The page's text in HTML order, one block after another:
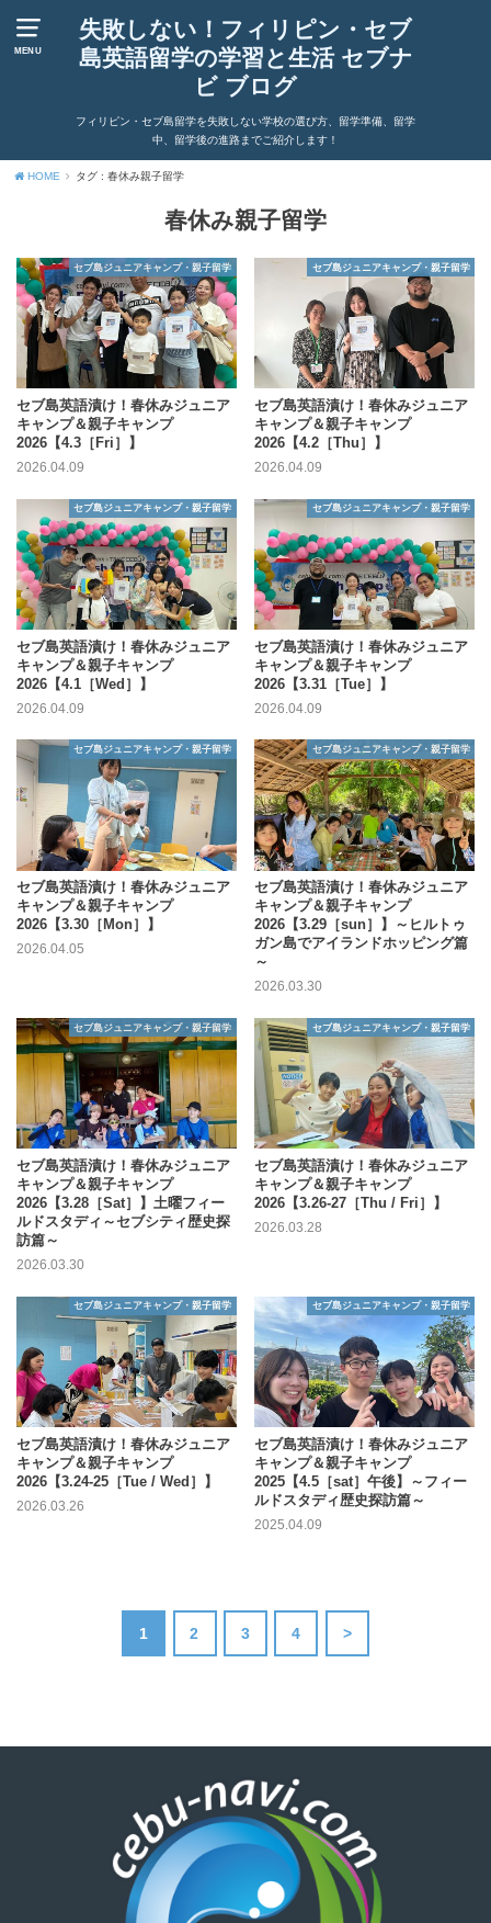
MENU
失敗しない！フィリピン・セブ
島英語留学の学習と生活 セブナ
ビ ブログ
フィリピン・セブ島留学を失敗しない学校の選び方、留学準備、留学
中、留学後の進路までご紹介します！
HOME タグ : 春休み親子留学
春休み親子留学
セブ島ジュニアキャンプ・親子留学
セブ島英語漬け！春休みジュニア
キャンプ＆親子キャンプ
2026【4.3［Fri］】
2026.04.09
セブ島ジュニアキャンプ・親子留学
セブ島英語漬け！春休みジュニア
キャンプ＆親子キャンプ
2026【4.2［Thu］】
2026.04.09
セブ島ジュニアキャンプ・親子留学
セブ島英語漬け！春休みジュニア
キャンプ＆親子キャンプ
2026【4.1［Wed］】
2026.04.09
セブ島ジュニアキャンプ・親子留学
セブ島英語漬け！春休みジュニア
キャンプ＆親子キャンプ
2026【3.31［Tue］】
2026.04.09
セブ島ジュニアキャンプ・親子留学
セブ島英語漬け！春休みジュニア
キャンプ＆親子キャンプ
2026【3.30［Mon］】
2026.04.05
セブ島ジュニアキャンプ・親子留学
セブ島英語漬け！春休みジュニア
キャンプ＆親子キャンプ
2026【3.29［sun］】～ヒルトゥ
ガン島でアイランドホッピング篇
～
2026.03.30
セブ島ジュニアキャンプ・親子留学
セブ島英語漬け！春休みジュニア
キャンプ＆親子キャンプ
2026【3.28［Sat］】土曜フィー
ルドスタディ～セブシティ歴史探
訪篇～
2026.03.30
セブ島ジュニアキャンプ・親子留学
セブ島英語漬け！春休みジュニア
キャンプ＆親子キャンプ
2026【3.26-27［Thu / Fri］】
2026.03.28
セブ島ジュニアキャンプ・親子留学
セブ島英語漬け！春休みジュニア
キャンプ＆親子キャンプ
2026【3.24-25［Tue / Wed］】
2026.03.26
セブ島ジュニアキャンプ・親子留学
セブ島英語漬け！春休みジュニア
キャンプ＆親子キャンプ
2025【4.5［sat］午後】～フィー
ルドスタディ歴史探訪篇～
2025.04.09
1 2 3 4 >